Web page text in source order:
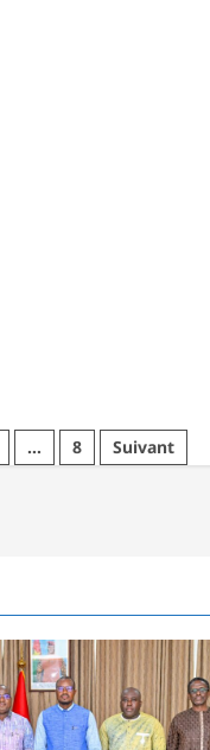
… 8 Suivant